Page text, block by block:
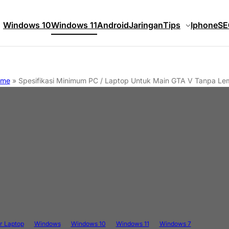
Windows 10Windows 11AndroidJaringanTips Iphone
» Spesifikasi Minimum PC / Laptop Untuk Main GTA V Tanpa
Laptop Windows Windows 10 Windows 11 Windows 7